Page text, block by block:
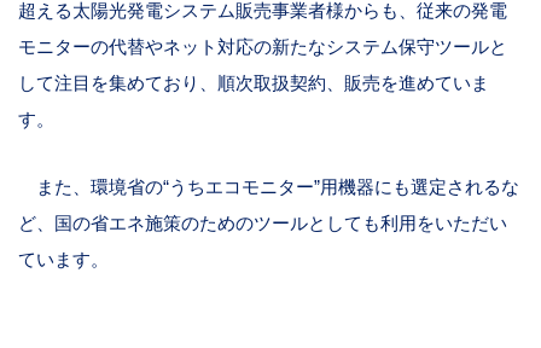
超える太陽光発電システム販売事業者様からも、従来の発電
モニターの代替やネット対応の新たなシステム保守ツールと
して注目を集めており、順次取扱契約、販売を進めていま
す。
また、環境省の“うちエコモニター”用機器にも選定されるな
ど、国の省エネ施策のためのツールとしても利用をいただい
ています。